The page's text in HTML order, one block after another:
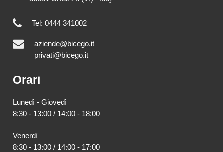
Tel: 0444 341002
aziende@bicego.it
privati@bicego.it
Orari
Lunedì - Giovedì
8:30 - 13:00 / 14:00 - 18:00
Venerdì
8:30 - 13:00 / 14:00 - 17:00